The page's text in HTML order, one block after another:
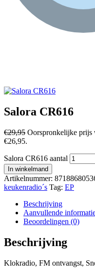
Salora CR616
€29,95 Oorspronkelijke prijs
€26,95.
Salora CR616 aantal
In winkelmand
Artikelnummer:
keukenradio´s Tag: EP
Beschrijving
Aanvullende
Beoordelingen (0)
Beschrijving
Klokradio, FM ontvangst,